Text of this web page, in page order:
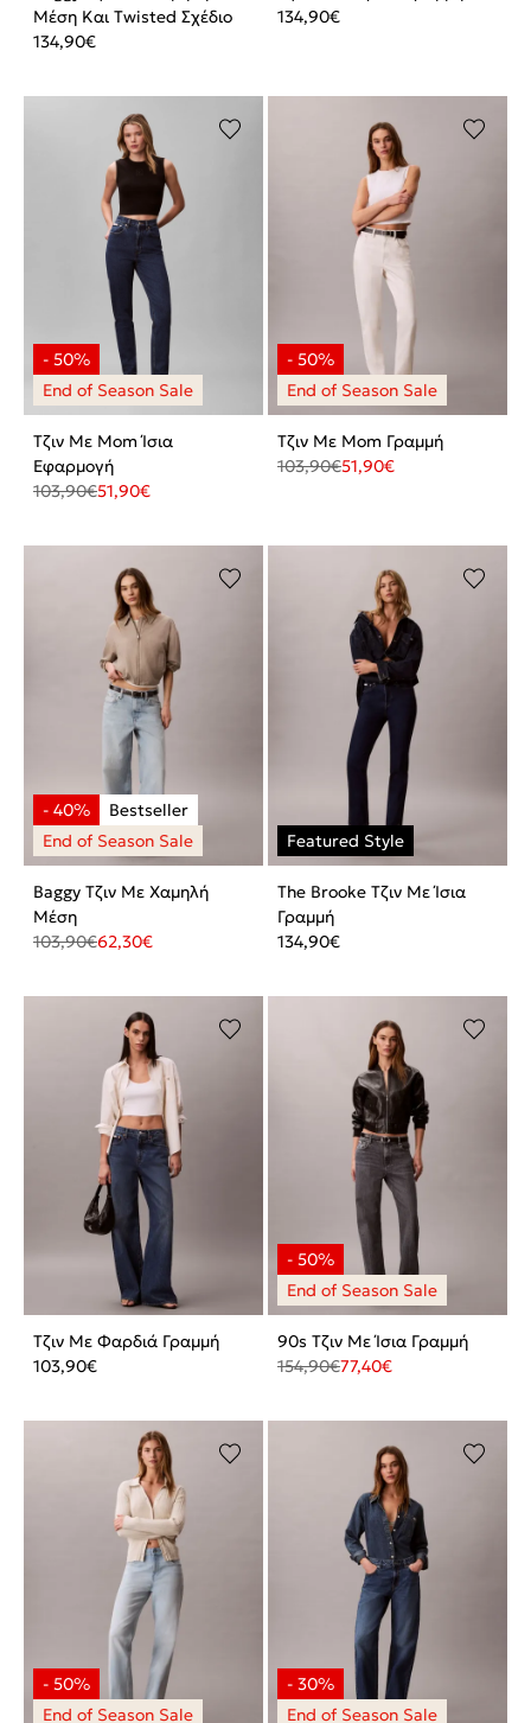
Μέση Και Twisted Σχέδιο
134,90€
134,90€
Τζιν Με Mom Ίσια
Εφαρμογή
103,90€51,90€
Τζιν Με Mom Γραμμή
103,90€51,90€
Baggy Τζιν Με Χαμηλή
Μέση
103,90€62,30€
The Brooke Τζιν Με Ίσια
Γραμμή
134,90€
Τζιν Με Φαρδιά Γραμμή
103,90€
90s Τζιν Με Ίσια Γραμμή
154,90€77,40€